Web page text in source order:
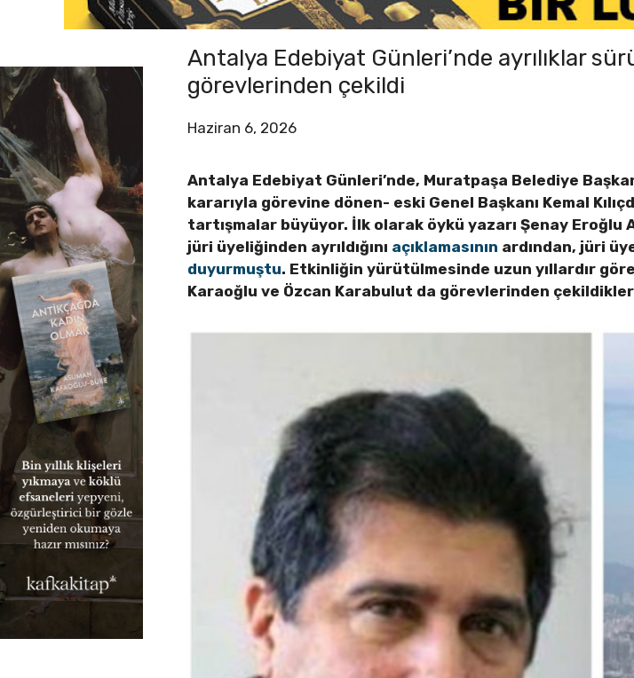
Antalya Edebiyat Günleri’nde ayrılıklar
görevlerinden çekildi
Haziran 6, 2026
Antalya Edebiyat Günleri’nde, Muratpaşa Belediye
kararıyla görevine dönen- eski Genel Başkanı Kemal
tartışmalar büyüyor. İlk olarak öykü yazarı Şenay Eroğlu
jüri üyeliğinden ayrıldığını açıklamasının ardından, jüri
duyurmuştu. Etkinliğin yürütülmesinde uzun yıllardır
Karaoğlu ve Özcan Karabulut da görevlerinden